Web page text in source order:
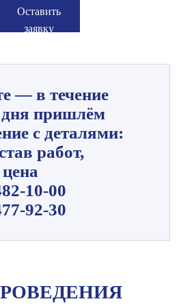
Оставить
заявку
— в течение
дня пришлём
с деталями:
работ,
10-00
92-30